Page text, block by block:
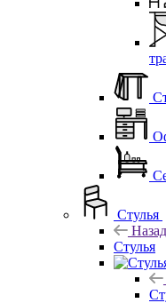
Стулья
Назад
Стулья